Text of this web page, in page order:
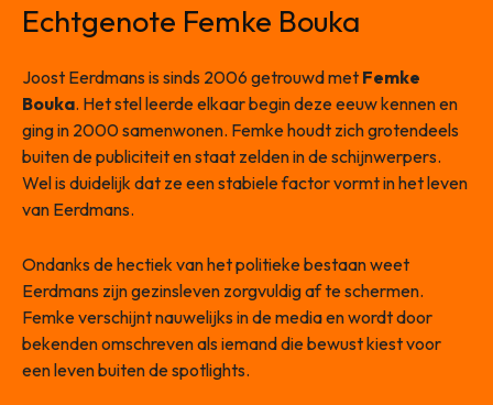
Echtgenote Femke Bouka
Joost Eerdmans is sinds 2006 getrouwd met Femke
Bouka. Het stel leerde elkaar begin deze eeuw kennen en
ging in 2000 samenwonen. Femke houdt zich grotendeels
buiten de publiciteit en staat zelden in de schijnwerpers.
Wel is duidelijk dat ze een stabiele factor vormt in het leven
van Eerdmans.
Ondanks de hectiek van het politieke bestaan weet
Eerdmans zijn gezinsleven zorgvuldig af te schermen.
Femke verschijnt nauwelijks in de media en wordt door
bekenden omschreven als iemand die bewust kiest voor
een leven buiten de spotlights.